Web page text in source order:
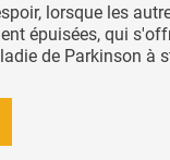
lorsque les
épuisées, qui
de Parkinson à